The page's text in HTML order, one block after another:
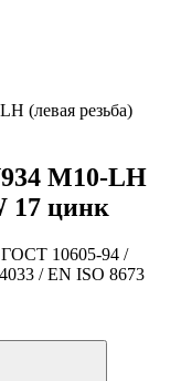
(левая резьба)
М10-LH
17 цинк
10605-94 /
/ EN ISO 8673